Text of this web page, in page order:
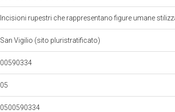
Incisioni rupestri che rappresentano figure umane
San Vigilio (sito pluristratificato)
00590334
05
0500590334